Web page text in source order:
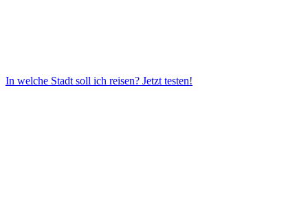
In welche Stadt soll ich reisen? Jetzt testen!